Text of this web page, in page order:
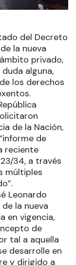
del Decreto
la nueva
privado,
alguna,
los derechos
de la Nación,
de
reciente
34, a través
múltiples
Leonardo
la nueva
en vigencia,
de
tal a aquella
desarrolle en
y dirigido a